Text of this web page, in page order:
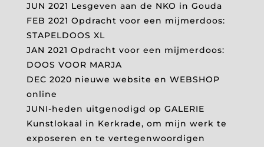
JUN 2021 Lesgeven aan de NKO in Gouda
FEB 2021 Opdracht voor een mijmerdoos:
STAPELDOOS XL
JAN 2021 Opdracht voor een mijmerdoos:
DOOS VOOR MARJA
DEC 2020 nieuwe website en WEBSHOP
online
JUNI-heden uitgenodigd op GALERIE
Kunstlokaal in Kerkrade, om mijn werk te
exposeren en te vertegenwoordigen